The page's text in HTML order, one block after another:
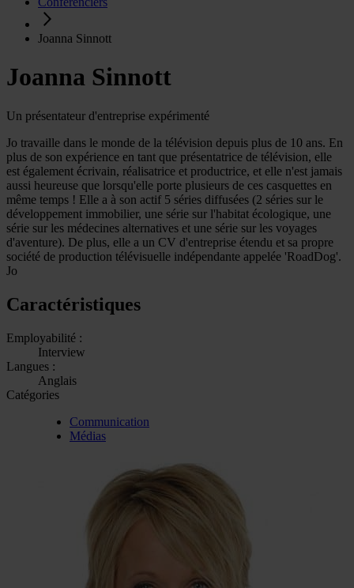
Joanna Sinnott
Joanna Sinnott
Un présentateur d'entreprise expérimenté
Jo travaille dans le monde de la télévision depuis plus de 10 ans. En
plus de son expérience en tant que présentatrice de télévision, elle
est également écrivain, réalisatrice et productrice, et elle n'est jamais
aussi heureuse que lorsqu'elle porte plusieurs de ces casquettes en
même temps ! Elle a à son actif 5 séries diffusées (2 séries sur le
développement immobilier, une série sur l'habitat écologique, une
série sur les médecines alternatives et une série sur les voyages
d'aventure). De plus, elle a un CV d'entreprise étendu et sa propre
société de production télévisuelle indépendante appelée 'RoadDog'.
Jo
Caractéristiques
Employabilité :
Interview
Langues :
Anglais
Catégories
Communication
Médias